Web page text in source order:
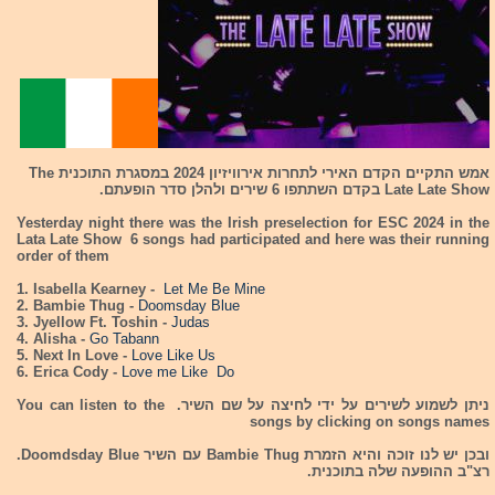
אמש התקיים הקדם האירי לתחרות אירוויזיון 2024 במסגרת התוכנית The
Late Late Show בקדם השתתפו 6 שירים ולהלן סדר הופעתם.
Yesterday night there was the Irish preselection for ESC 2024 in the
Lata Late Show 6 songs had participated and here was their running
order of them
1. Isabella Kearney -
Let Me Be Mine
2. Bambie Thug - Doomsday Blue
3. Jyellow Ft. Toshin - Judas
4. Alisha - Go Tabann
5. Next In Love - Love Like Us
6. Erica Cody - Love me Like Do
ניתן לשמוע לשירים על ידי לחיצה על שם השיר. You can listen to the
songs by clicking on songs names
ובכן יש לנו זוכה והיא הזמרת Bambie Thug עם השיר Doomdsday Blue.
רצ"ב ההופעה שלה בתוכנית.